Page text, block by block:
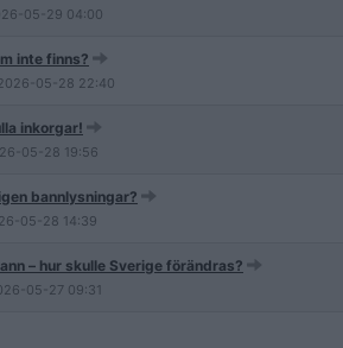
05-29 04:00
inte finns?
05-28 22:40
inkorgar!
05-28 19:56
bannlysningar?
05-28 14:39
– hur skulle Sverige förändras?
05-27 09:31